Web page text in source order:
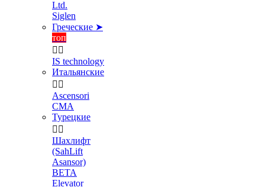
Ltd.
Siglen
Греческие ➤
топ
 
IS technology
Итальянские
 
Ascensori
CMA
Турецкие
 
Шахлифт
(SahLift
Asansor)
BETA
Elevator